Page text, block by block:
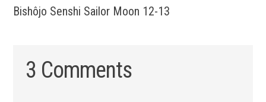
Bishôjo Senshi Sailor Moon 12-13
3 Comments